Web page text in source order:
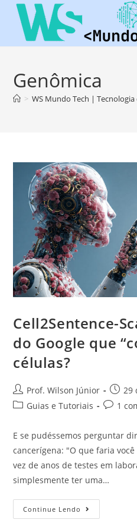
Genômica
> WS Mundo Tech |
Cell2Sentence-
do Google que
células?
Prof. Wilson Júnior
29
Guias e Tutoriais
1
E se pudéssemos perguntar
cancerígena: "O que faria
vez de anos de testes em
simplesmente ter uma…
Continue Lendo